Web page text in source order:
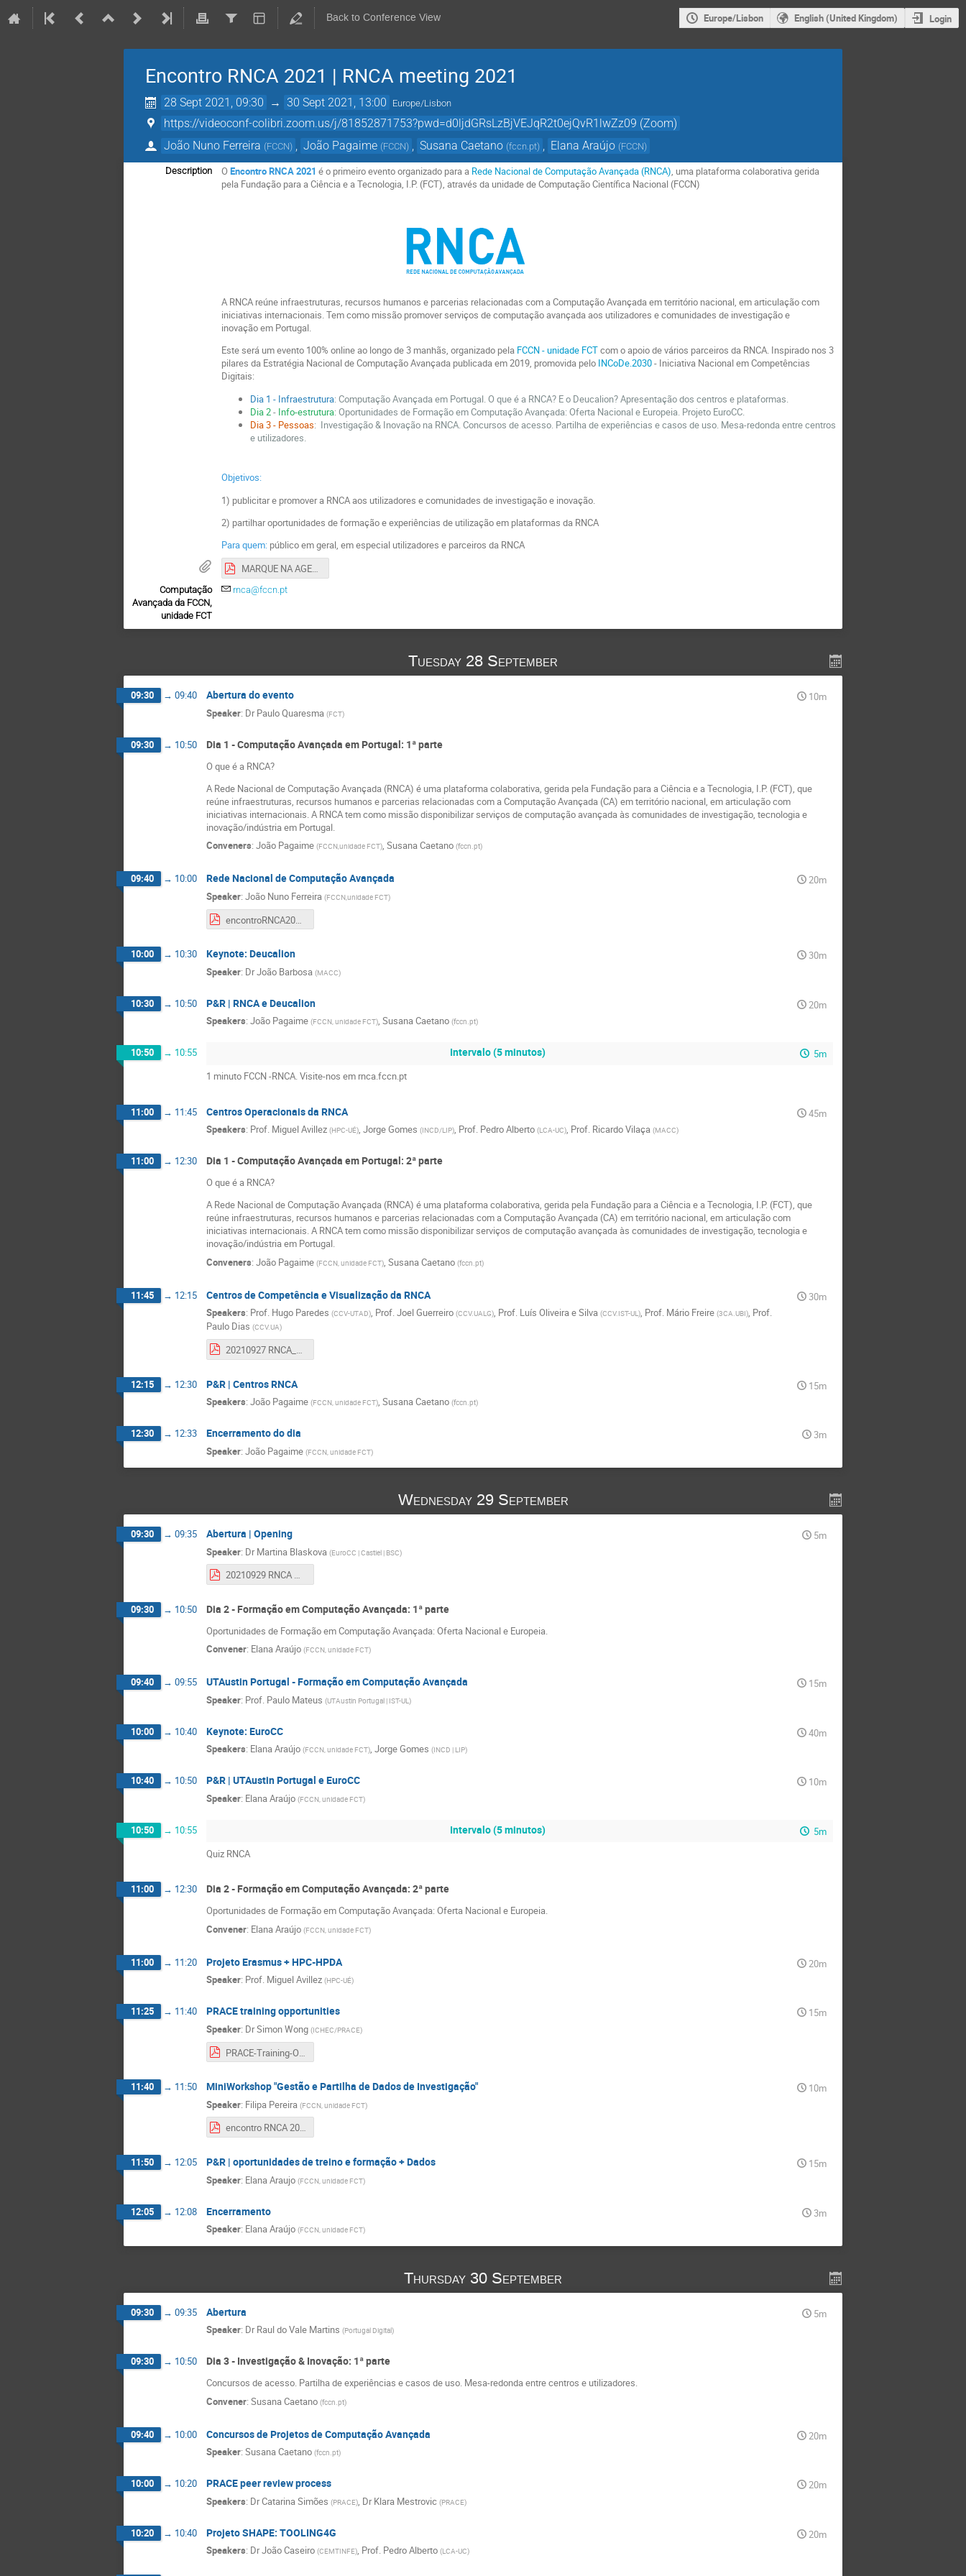
Back to Conference View Europe/Lisbon English (United Kingdom) Login
Encontro RNCA 2021 | RNCA meeting 2021
28 Sept 2021, 09:30 → 30 Sept 2021, 13:00 Europe/Lisbon
https://videoconf-colibri.zoom.us/j/81852871753?pwd=d0ljdGRsLzBjVEJqR2t0ejQvR1lwZz09 (Zoom)
João Nuno Ferreira (FCCN) João Pagaime (FCCN) Susana Caetano (fccn.pt) Elana Araújo (FCCN)
Description OEncontro RNCA 2021 é o primeiro evento organizado para a Rede Nacional de Computação Avançada (RNCA) , uma plataforma colaborativa gerida
pela Fundação para a Ciência e a Tecnologia, I.P. (FCT), através da unidade de Computação Científica Nacional (FCCN)
A RNCA reúne infraestruturas, recursos humanos e parcerias relacionadas com a Computação Avançada em território nacional, em articulação com
iniciativas internacionais. Tem como missão promover serviços de computação avançada aos utilizadores e comunidades de investigação e
inovação em Portugal.
Este será um evento 100% online ao longo de 3 manhãs, organizado pela FCCN - unidade FCTcom o apoio de vários parceiros da RNCA. Inspirado nos 3
pilares da Estratégia Nacional de Computação Avançada publicada em 2019, promovida pelo INCoDe.2030- Iniciativa Nacional em Competências
Digitais:
Dia 1 - Infraestrutura: Computação Avançada em Portugal. O que é a RNCA? E o Deucalion? Apresentação dos centros e plataformas.
Dia 2- Info-estrutura: Oportunidades de Formação em Computação Avançada: Oferta Nacional e Europeia. Projeto EuroCC.
Dia 3- Pessoas: Investigação & Inovação na RNCA. Concursos de acesso. Partilha de experiências e casos de uso. Mesa-redonda entre centros
e utilizadores.
Objetivos:
1) publicitar e promover a RNCA aos utilizadores e comunidades de investigação e inovação.
2) partilhar oportunidades de formação e experiências de utilização em plataformas da RNCA
Para quem: público em geral, em especial utilizadores e parceiros da RNCA
MARQUE NA AGENDA.pdf
Computação
Avançada da FCCN,
unidade FCT
rnca@fccn.pt
Tuesday 28 September
09:30 → 09:40 Abertura do evento
10m
Speaker: Dr Paulo Quaresma (FCT)
09:30 → 10:50 Dia 1 - Computação Avançada em Portugal: 1ª parte
O que é a RNCA?
A Rede Nacional de Computação Avançada (RNCA) é uma plataforma colaborativa, gerida pela Fundação para a Ciência e a Tecnologia, I.P. (FCT), que
reúne infraestruturas, recursos humanos e parcerias relacionadas com a Computação Avançada (CA) em território nacional, em articulação com
iniciativas internacionais. A RNCA tem como missão disponibilizar serviços de computação avançada às comunidades de investigação, tecnologia e
inovação/indústria em Portugal.
Conveners: João Pagaime (FCCN,unidade FCT), Susana Caetano (fccn.pt)
09:40 → 10:00 Rede Nacional de Computação Avançada
20m
Speaker: João Nuno Ferreira (FCCN,unidade FCT)
10:00 → 10:30 Keynote: Deucalion
30m
Speaker: DrJoão Barbosa (MACC)
10:30 → 10:50 P&R | RNCA e Deucalion
20m
Speakers: João Pagaime (FCCN, unidade FCT), Susana Caetano (fccn.pt)
10:50 → 10:55 Intervalo (5 minutos)
5m
1 minuto FCCN -RNCA. Visite-nos em rnca.fccn.pt
11:00 → 11:45 Centros Operacionais da RNCA
45m
Speakers: Prof. Miguel Avillez (HPC-UÉ), Jorge Gomes (INCD/LIP), Prof. Pedro Alberto (LCA-UC), Prof. Ricardo Vilaça (MACC)
11:00 → 12:30 Dia 1 - Computação Avançada em Portugal: 2ª parte
O que é a RNCA?
A Rede Nacional de Computação Avançada (RNCA) é uma plataforma colaborativa, gerida pela Fundação para a Ciência e a Tecnologia, I.P. (FCT), que
reúne infraestruturas, recursos humanos e parcerias relacionadas com a Computação Avançada (CA) em território nacional, em articulação com
iniciativas internacionais. A RNCA tem como missão disponibilizar serviços de computação avançada às comunidades de investigação, tecnologia e
inovação/indústria em Portugal.
Conveners: João Pagaime (FCCN, unidade FCT), Susana Caetano (fccn.pt)
11:45 → 12:15 Centros de Competência e Visualização da RNCA
30m
Speakers: Prof. Hugo Paredes (CCV-UTAD), Prof.Joel Guerreiro (CCV.UALG), Prof. Luís Oliveira e Silva (CCV.IST-UL), Prof. Mário Freire (3CA.UBI), Prof.
Paulo Dias (CCV.UA)
20210927 RNCA_CCVCA.pdf
12:15 → 12:30 P&R | Centros RNCA
15m
Speakers: João Pagaime (FCCN, unidade FCT), Susana Caetano (fccn.pt)
12:30 → 12:33 Encerramento do dia
3m
Speaker: João Pagaime (FCCN, unidade FCT)
Wednesday 29 September
09:30 → 09:35 Abertura | Opening
5m
Speaker: Dr Martina Blaskova (EuroCC | Castiel | BSC)
20210929 RNCA meeting 2021_EuroCC_CASTIEL_16092021.pdf
09:30 → 10:50 Dia 2 - Formação em Computação Avançada: 1ª parte
Oportunidades de Formação em Computação Avançada: Oferta Nacional e Europeia.
Convener: Elana Araújo (FCCN, unidade FCT)
09:40 → 09:55 UTAustin Portugal - Formação em Computação Avançada
15m
Speaker: Prof. Paulo Mateus (UTAustin Portugal | IST-UL)
10:00 → 10:40 Keynote: EuroCC
40m
Speakers: Elana Araújo (FCCN, unidade FCT), Jorge Gomes (INCD | LIP)
10:40 → 10:50 P&R | UTAustin Portugal e EuroCC
10m
Speaker: Elana Araújo (FCCN, unidade FCT)
10:50 → 10:55 Intervalo (5 minutos)
5m
Quiz RNCA
11:00 → 12:30 Dia 2 - Formação em Computação Avançada: 2ª parte
Oportunidades de Formação em Computação Avançada: Oferta Nacional e Europeia.
Convener: Elana Araújo (FCCN, unidade FCT)
11:00 → 11:20 Projeto Erasmus + HPC-HPDA
20m
Speaker: Prof. Miguel Avillez (HPC-UÉ)
11:25 → 11:40 PRACE training opportunities
15m
Speaker: DrSimon Wong (ICHEC/PRACE)
11:40 → 11:50 MiniWorkshop "Gestão e Partilha de Dados de Investigação"
10m
Speaker: Filipa Pereira (FCCN, unidade FCT)
encontro RNCA 2021 - Gestão e Partilha de Dados de Investigação - Filipa Pereira.pdf
11:50 → 12:05 P&R | oportunidades de treino e formação + Dados
15m
Speaker: Elana Araujo (FCCN, unidade FCT)
12:05 → 12:08 Encerramento
3m
Speaker: Elana Araújo (FCCN, unidade FCT)
Thursday 30 September
09:30 → 09:35 Abertura
5m
Speaker: Dr Raul do Vale Martins (Portugal Digital)
09:30 → 10:50 Dia 3 - Investigação & Inovação: 1ª parte
Concursos de acesso. Partilha de experiências e casos de uso. Mesa-redonda entre centros e utilizadores.
Convener: Susana Caetano (fccn.pt)
09:40 → 10:00 Concursos de Projetos de Computação Avançada
20m
Speaker: Susana Caetano (fccn.pt)
10:00 → 10:20 PRACE peer review process
20m
Speakers: DrCatarina Simões (PRACE) Dr Klara Mestrovic (PRACE)
10:20 → 10:40 Projeto SHAPE: TOOLING4G
20m
Speakers: DrJoão Caseiro (CEMTINFE), Prof. Pedro Alberto (LCA-UC)